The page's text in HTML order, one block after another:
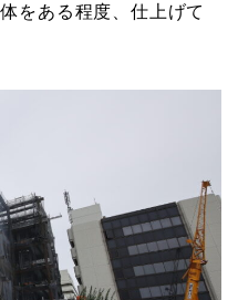
をある程度、仕上げて